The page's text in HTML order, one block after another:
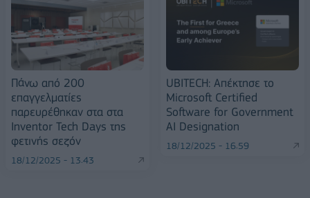
Πάνω από 200
επαγγελματίες
παρευρέθηκαν στα στα
Inventor Tech Days της
φετινής σεζόν
18/12/2025 - 13:43
UBITECH: Απέκτησε το
Microsoft Certified
Software for Government
AI Designation
18/12/2025 - 16:59